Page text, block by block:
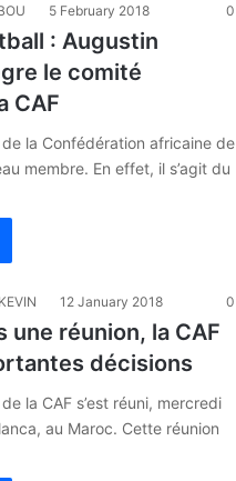
5 February 2018 0
: Augustin
le comité
CAF
la Confédération africaine de
membre. En effet, il s’agit du
12 January 2018 0
une réunion, la CAF
décisions
la CAF s’est réuni, mercredi
au Maroc. Cette réunion